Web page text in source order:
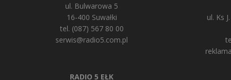
ul. Bulwarowa 5
16-400 Suwałki
tel. (087) 567 80 00
serwis@radio5.com.pl
RADIO 5 EŁK
ul. Ks